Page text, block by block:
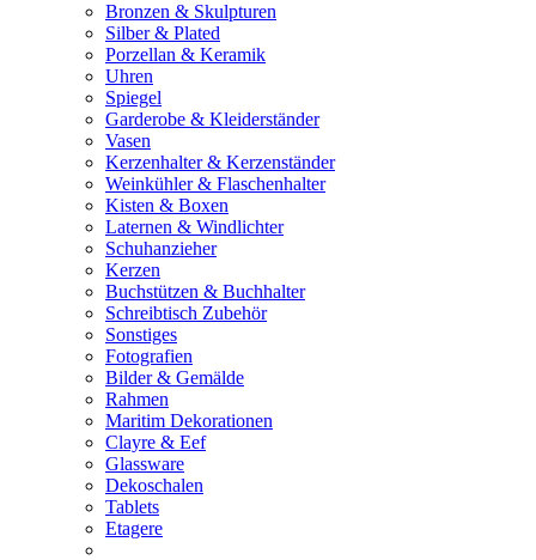
Bronzen & Skulpturen
Silber & Plated
Porzellan & Keramik
Uhren
Spiegel
Garderobe & Kleiderständer
Vasen
Kerzenhalter & Kerzenständer
Weinkühler & Flaschenhalter
Kisten & Boxen
Laternen & Windlichter
Schuhanzieher
Kerzen
Buchstützen & Buchhalter
Schreibtisch Zubehör
Sonstiges
Fotografien
Bilder & Gemälde
Rahmen
Maritim Dekorationen
Clayre & Eef
Glassware
Dekoschalen
Tablets
Etagere